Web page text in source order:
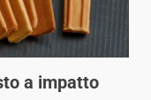
a impatto